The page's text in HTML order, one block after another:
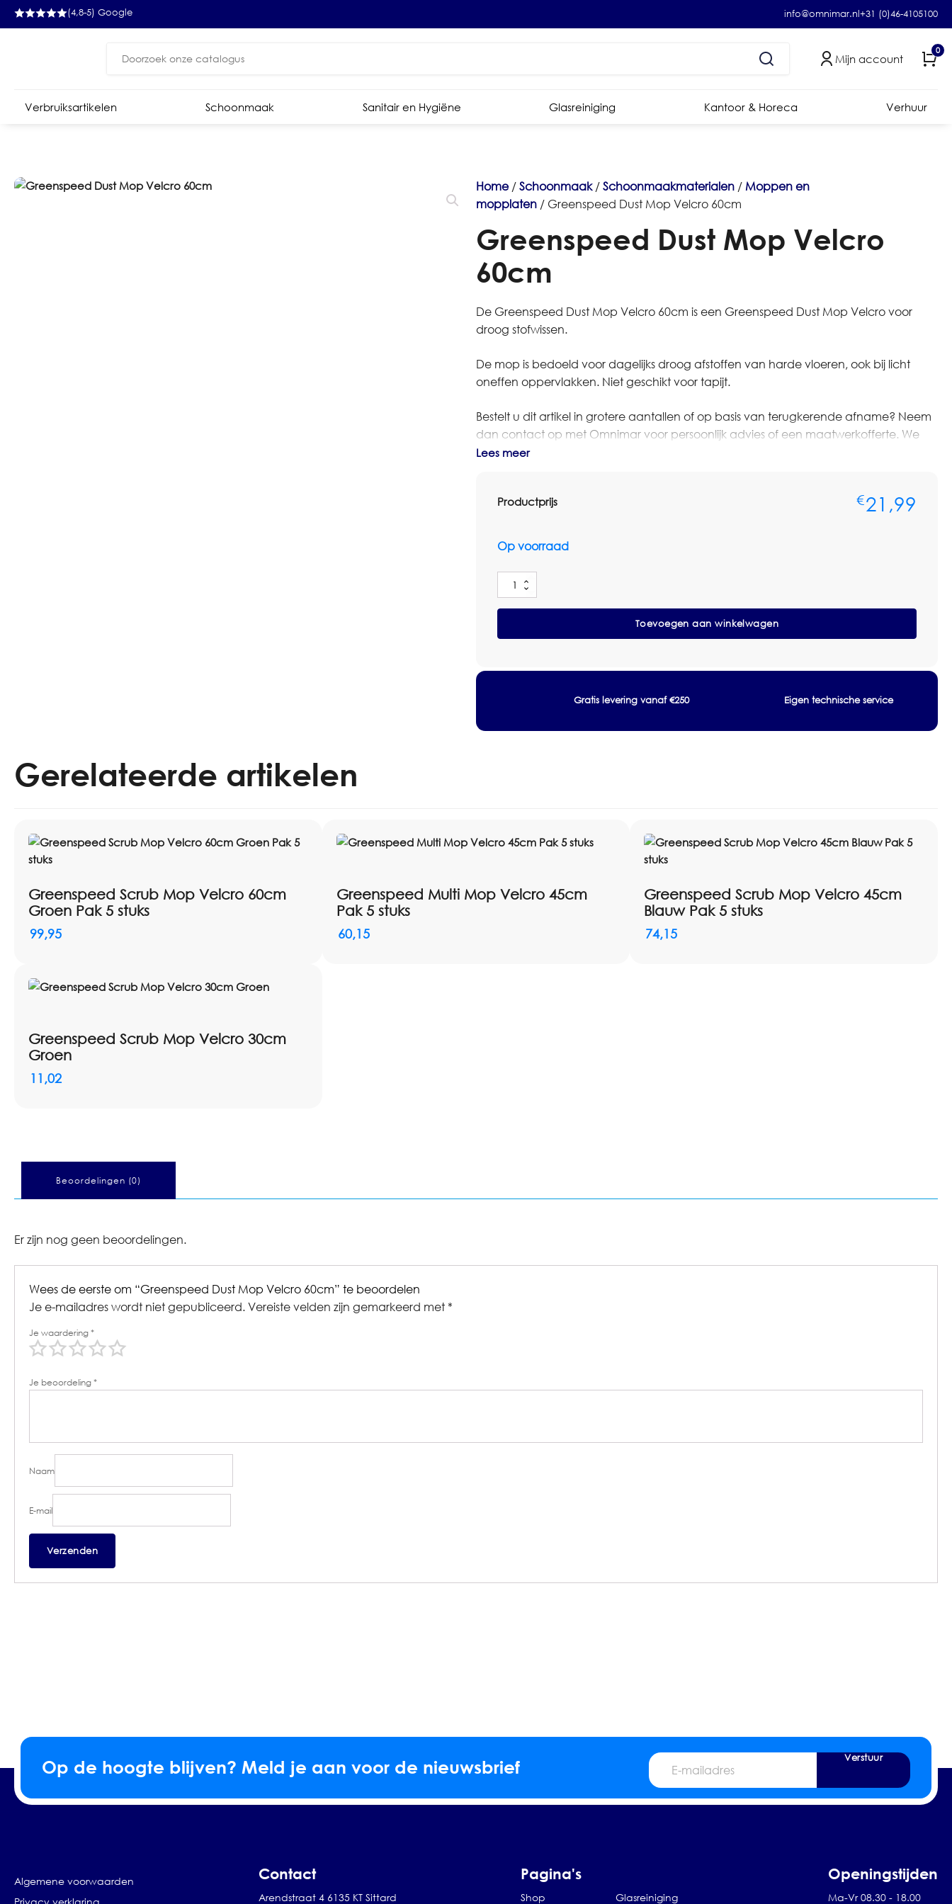
(4,8-5) Google info@omnimar.nl+31 (0)46-4105100
Zoeken
Mijn account
0
Verbruiksartikelen Schoonmaak Sanitair en Hygiëne Glasreiniging Kantoor & Horeca Verhuur
Home/Schoonmaak/Schoonmaakmaterialen / Moppen en
mopplaten / Greenspeed Dust Mop Velcro 60cm
Greenspeed Dust Mop Velcro
60cm
De Greenspeed Dust Mop Velcro 60cm is een Greenspeed Dust Mop Velcro voor
droog stofwissen.
De mop is bedoeld voor dagelijks droog afstoffen van harde vloeren, ook bij licht
oneffen oppervlakken. Niet geschikt voor tapijt.
Bestelt u dit artikel in grotere aantallen of op basis van terugkerende afname? Neem
dan contact op met Omnimar voor persoonlijk advies of een maatwerkofferte. We
denken graag mee over aantallen, voorraadbeheer en zakelijke prijsafspraken.
bestaande Greenspeed-systeem.
Specificaties
Merk: Greenspeed
Artikel: Greenspeed Dust Mop Velcro 60cm
Type: stofwismop velcro
Maat / inhoud: 60cm
Systeem: Greenspeed Velcro mopsysteem
Artikelnummer: 2110066
Lees meer
Productprijs €21,99
Op voorraad
Greenspeed
Dust
Mop
60cm
Toevoegen aan winkelwagen
Gratis levering vanaf €250 Eigen technische service
Gerelateerde artikelen
Greenspeed Scrub Mop Velcro 60cm
Groen Pak 5 stuks
99,95
Greenspeed Multi Mop Velcro 45cm
Pak 5 stuks
60,15
Greenspeed Scrub Mop Velcro 45cm
Blauw Pak 5 stuks
74,15
Greenspeed Scrub Mop Velcro 30cm
Groen
11,02
Beoordelingen (0)
Er zijn nog geen beoordelingen.
Wees de eerste om “Greenspeed Dust Mop Velcro 60cm” te beoordelen
Je e-mailadres wordt niet gepubliceerd.Vereiste velden zijn gemarkeerd met *
Je waardering*
Je beoordeling*
Naam
E-mail
Op de hoogte blijven? Meld je aan voor de nieuwsbrief
E-
mailadres
Verstuur
Algemene voorwaarden
Contact
Arendstraat 4 6135 KT Sittard
Pagina's
Shop Glasreiniging
Openingstijden
Ma-Vr 08.30 - 18.00